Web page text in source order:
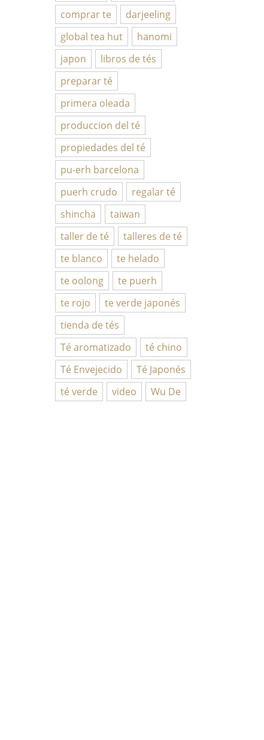
comprar te
darjeeling
global tea hut
hanomi
japon
libros de tés
preparar té
primera oleada
produccion del té
propiedades del té
pu-erh barcelona
puerh crudo
regalar té
shincha
taiwan
taller de té
talleres de té
te blanco
te helado
te oolong
te puerh
te rojo
te verde japonés
tienda de tés
Té aromatizado
té chino
Té Envejecido
Té Japonés
té verde
video Wu De